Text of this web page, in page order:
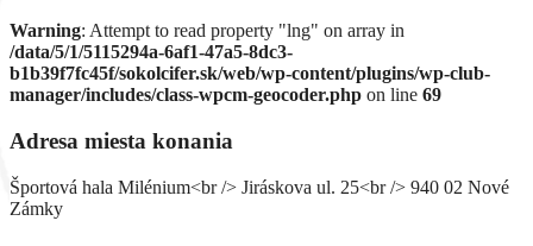
Warning: Attempt to read property "lng" on array in
/data/5/1/5115294a-6af1-47a5-8dc3-
b1b39f7fc45f/sokolcifer.sk/web/wp-content/plugins/wp-club-
manager/includes/class-wpcm-geocoder.php on line 69
Adresa miesta konania
Športová hala Milénium<br /> Jiráskova ul. 25<br /> 940 02 Nové
Zámky